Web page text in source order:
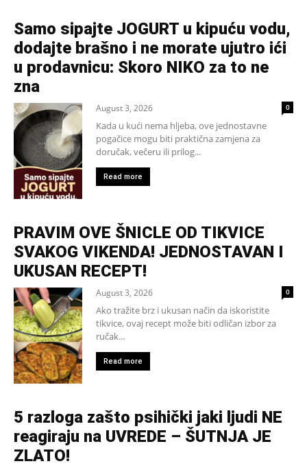
Samo sipajte JOGURT u kipuću vodu,
dodajte brašno i ne morate ujutro ići
u prodavnicu: Skoro NIKO za to ne
zna
August 3, 2026 0
Kada u kući nema hljeba, ove jednostavne
pogačice mogu biti praktična zamjena za
doručak, večeru ili prilog...
Read more
PRAVIM OVE ŠNICLE OD TIKVICE
SVAKOG VIKENDA! JEDNOSTAVAN I
UKUSAN RECEPT!
August 3, 2026 0
Ako tražite brz i ukusan način da iskoristite
tikvice, ovaj recept može biti odličan izbor za
ručak...
Read more
5 razloga zašto psihički jaki ljudi NE
reagiraju na UVREDE – ŠUTNJA JE
ZLATO!